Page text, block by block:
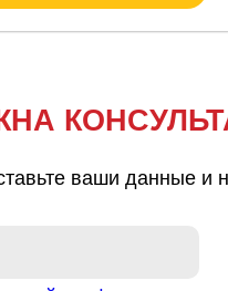
ваши данные и